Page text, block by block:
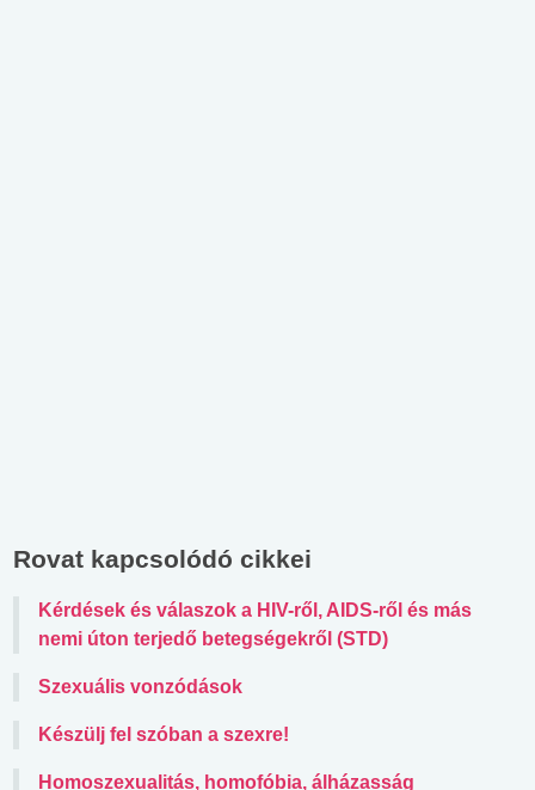
Rovat kapcsolódó cikkei
Kérdések és válaszok a HIV-ről, AIDS-ről és más
nemi úton terjedő betegségekről (STD)
Szexuális vonzódások
Készülj fel szóban a szexre!
Homoszexualitás, homofóbia, álházasság